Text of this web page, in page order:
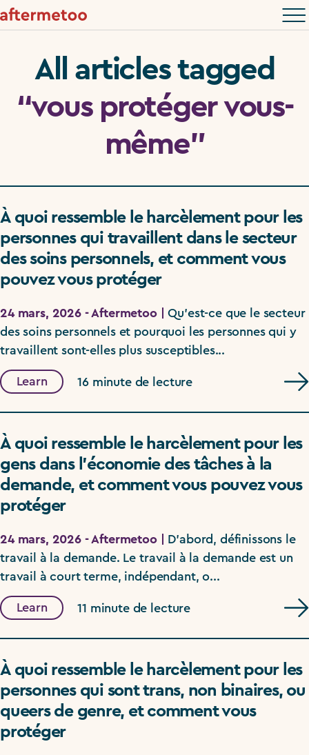
All articles tagged
“vous protéger vous-
même”
À quoi ressemble le harcèlement pour les
personnes qui travaillent dans le secteur
des soins personnels, et comment vous
pouvez vous protéger
24 mars, 2026 - Aftermetoo |
Qu’est-ce que le secteur
des soins personnels et pourquoi les personnes qui y
travaillent sont-elles plus susceptibles...
Learn 16 minute de lecture
À quoi ressemble le harcèlement pour les
gens dans l’économie des tâches à la
demande, et comment vous pouvez vous
protéger
24 mars, 2026 - Aftermetoo |
D’abord, définissons le
travail à la demande. Le travail à la demande est un
travail à court terme, indépendant, o...
Learn 11 minute de lecture
À quoi ressemble le harcèlement pour les
personnes qui sont trans, non binaires, ou
queers de genre, et comment vous
protéger